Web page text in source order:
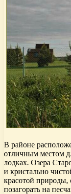
В районе
отличным местом
лодках. Озера
и кристально
красотой природы,
позагорать на